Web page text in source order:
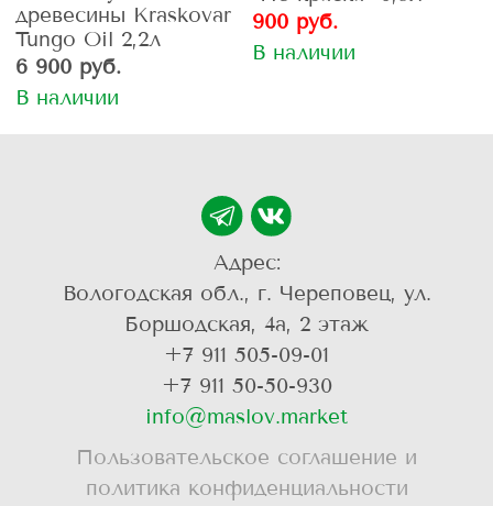
древесины Kraskovar
Tungo Oil 2,2л
6 900 руб.
В наличии
900 руб.
В наличии
Адрес:
Вологодская обл., г. Череповец, ул.
Боршодская, 4а, 2 этаж
+7 911 505-09-01
+7 911 50-50-930
info@maslov.market
Пользовательское соглашение и
политика конфиденциальности